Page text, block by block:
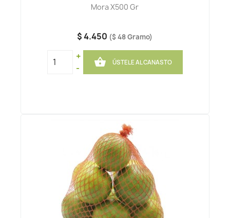
Mora X500 Gr
$ 4.450 ($ 48 Gramo)
+
-
 ÚSTELE AL CANASTO